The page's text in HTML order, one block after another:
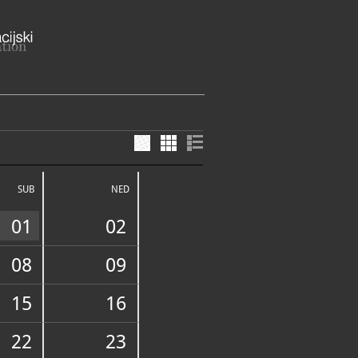
SUB NED
01 02
08
09
15
16
22
23
Grad Zagreb
648
FUNDUS